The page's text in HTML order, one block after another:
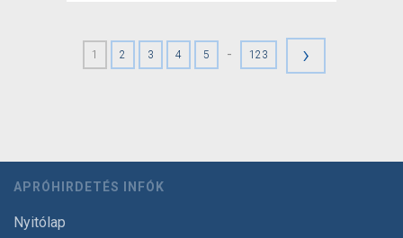
1 2 3 4 5 - 123 ›
APRÓHIRDETÉS INFÓK
Nyitólap